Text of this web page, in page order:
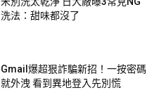
洗法：甜味都沒了
Gmail爆超狠詐騙新招！一按密碼
就外洩 看到異地登入先別慌